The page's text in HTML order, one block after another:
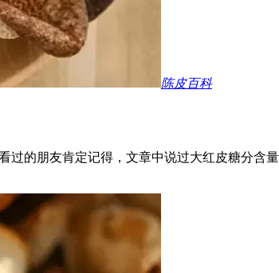
陈皮百科
过的朋友肯定记得，文章中说过大红皮糖分含